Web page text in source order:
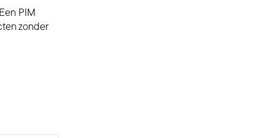
PIM
zonder